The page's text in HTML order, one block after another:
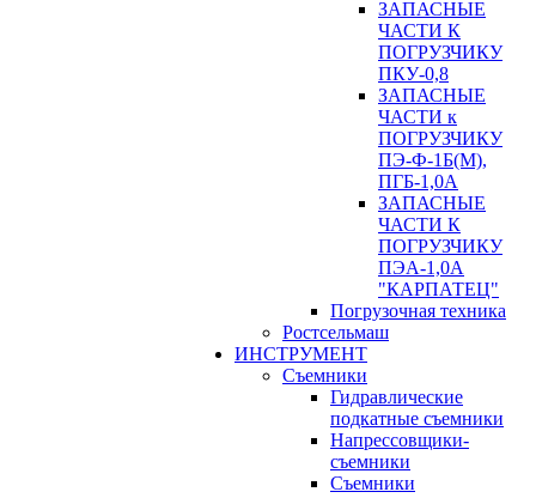
ЗАПАСНЫЕ
ЧАСТИ К
ПОГРУЗЧИКУ
ПКУ-0,8
ЗАПАСНЫЕ
ЧАСТИ к
ПОГРУЗЧИКУ
ПЭ-Ф-1Б(М),
ПГБ-1,0А
ЗАПАСНЫЕ
ЧАСТИ К
ПОГРУЗЧИКУ
ПЭА-1,0А
"КАРПАТЕЦ"
Погрузочная техника
Ростсельмаш
ИНСТРУМЕНТ
Съемники
Гидравлические
подкатные съемники
Напрессовщики-
съемники
Съемники